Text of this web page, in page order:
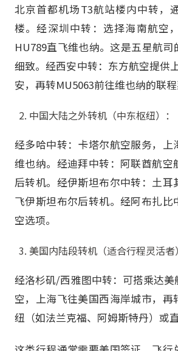
北京首都机场T3航站楼内中转，
楼。经深圳中转：选择海南航空
HU789直飞维也纳。这是五星航司
细致。经西安中转：东方航空提供
安，再转MU5063前往维也纳的联程
中国大陆之外转机（中东枢纽）：
经多哈中转：卡塔尔航空服务，上
维也纳。经迪拜中转：阿联酋航空
后转机。经伊斯坦布尔中转：土耳
飞伊斯坦布尔后转机。经阿布扎比
空选项。
美国内陆段转机（适合行程灵活者
经洛杉矶/西雅图中转：可搭乘达
空，上海飞往美国西海岸城市，再
纽（如法兰克福、阿姆斯特丹）或